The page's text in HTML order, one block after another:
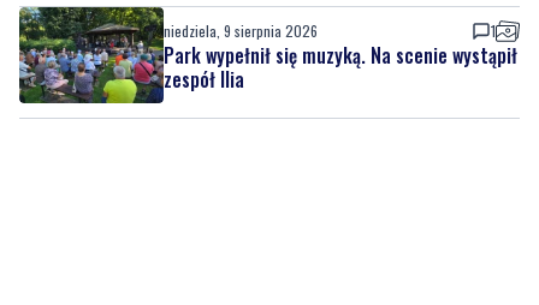
niedziela, 9 sierpnia 2026 1
Park wypełnił się muzyką. Na scenie wystąpił
zespół Ilia